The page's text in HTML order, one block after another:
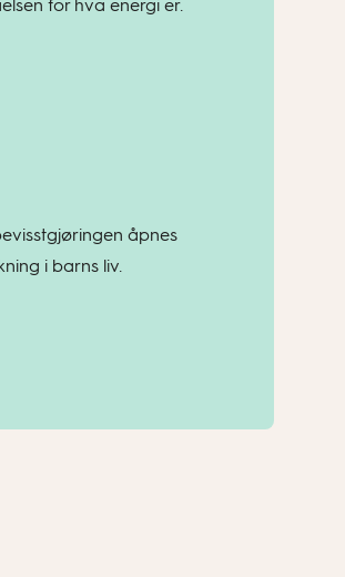
for hva energi er.
åpnes
i barns liv.